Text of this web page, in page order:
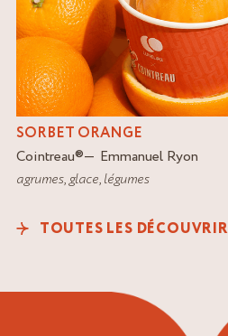
SORBET ORANGE
Cointreau®
Emmanuel Ryon
agrumes,glace,légumes
TOUTES LES DÉCOUVRIR